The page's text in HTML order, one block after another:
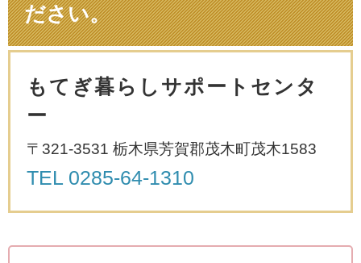
ださい。
もてぎ暮らしサポートセンタ
ー
〒321-3531 栃木県芳賀郡茂木町茂木1583
TEL 0285-64-1310